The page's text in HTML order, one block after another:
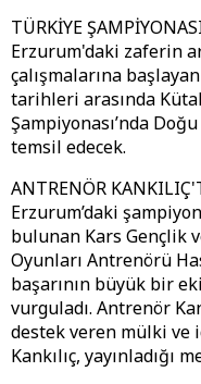
TÜRKİYE
Erzurum'daki zaferin
çalışmalarına
tarihleri arasında
Şampiyonası’nda
temsil edecek.
ANTRENÖR
Erzurum’daki
bulunan Kars Gençlik
Oyunları Antrenörü
başarının büyük bir
vurguladı. Antrenör
destek veren mülki
Kankılıç, yayınladığı